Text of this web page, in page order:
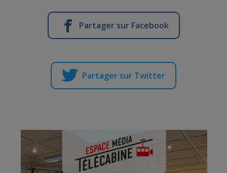
Partager sur Facebook
Partager sur Twitter